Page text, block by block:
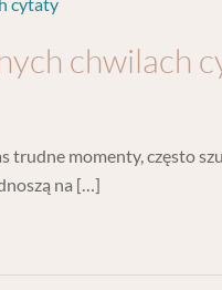
chwilach
trudne momenty, często
na […]